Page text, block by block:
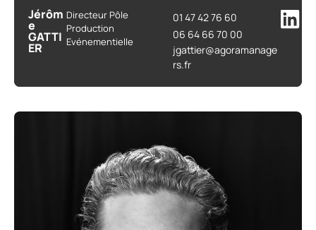
Jérôm
e
GATTI
ER
Directeur Pôle
Production
Evénementielle
01 47 42 76 60
06 64 66 70 00
jgattier@agoramanage
rs.fr